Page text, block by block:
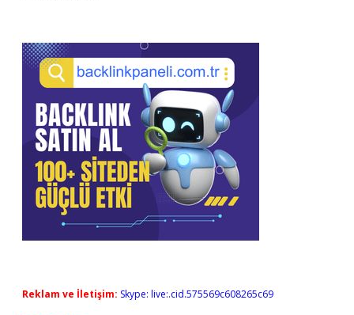
Reklam ve İletişim: Skype: live:.cid.575569c608265c69